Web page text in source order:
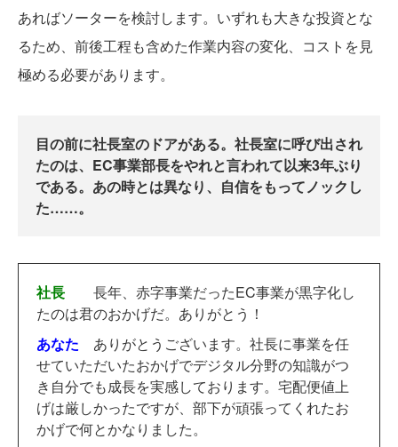
あればソーターを検討します。いずれも大きな投資とな
るため、前後工程も含めた作業内容の変化、コストを見
極める必要があります。
目の前に社長室のドアがある。社長室に呼び出され
たのは、EC事業部長をやれと言われて以来3年ぶり
である。あの時とは異なり、自信をもってノックし
た……。
社長
長年、赤字事業だったEC事業が黒字化し
たのは君のおかげだ。ありがとう！
あなた
ありがとうございます。社長に事業を任
せていただいたおかげでデジタル分野の知識がつ
き自分でも成長を実感しております。宅配便値上
げは厳しかったですが、部下が頑張ってくれたお
かげで何とかなりました。